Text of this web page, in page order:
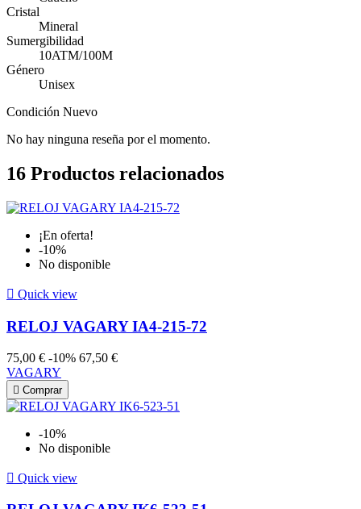
Cristal
Mineral
Sumergibilidad
10ATM/100M
Género
Unisex
Condición Nuevo
No hay ninguna reseña por el momento.
16 Productos relacionados
¡En oferta!
-10%
No disponible
 Quick view
RELOJ VAGARY IA4-215-72
75,00 € -10% 67,50 €
VAGARY
 Comprar
-10%
No disponible
 Quick view